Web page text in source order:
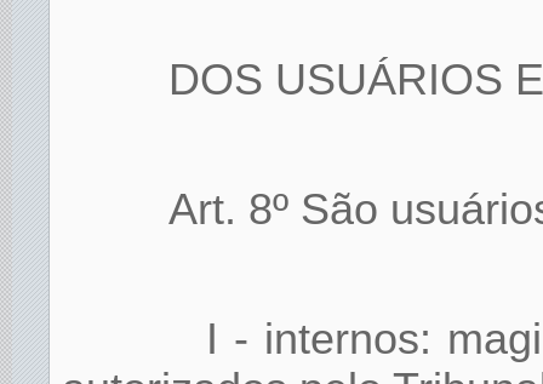
DOS USUÁRIOS
Art. 8º São
I - internos: